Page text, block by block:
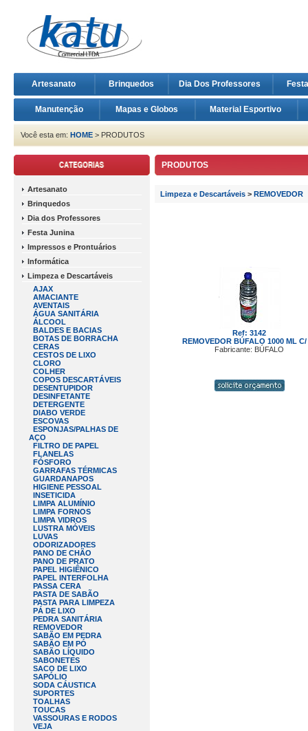
Artesanato Brinquedos Dia Dos Professores
Manutenção Mapas e Globos Material Esportivo
Você esta em: HOME > PRODUTOS
Artesanato
Brinquedos
Dia dos Professores
Festa Junina
Impressos e Prontuários
Informática
Limpeza e Descartáveis
AJAX
AMACIANTE
AVENTAIS
ÁGUA SANITÁRIA
ÁLCOOL
BALDES E BACIAS
BOTAS DE BORRACHA
CERAS
CESTOS DE LIXO
CLORO
COLHER
COPOS DESCARTÁVEIS
DESENTUPIDOR
DESINFETANTE
DETERGENTE
DIABO VERDE
ESCOVAS
ESPONJAS/PALHAS DE
AÇO
FILTRO DE PAPEL
FLANELAS
FÓSFORO
GARRAFAS TÉRMICAS
GUARDANAPOS
HIGIENE PESSOAL
INSETICIDA
LIMPA ALUMÍNIO
LIMPA FORNOS
LIMPA VIDROS
LUSTRA MÓVEIS
LUVAS
ODORIZADORES
PANO DE CHÃO
PANO DE PRATO
PAPEL HIGIÊNICO
PAPEL INTERFOLHA
PASSA CERA
PASTA DE SABÃO
PASTA PARA LIMPEZA
PÁ DE LIXO
PEDRA SANITÁRIA
REMOVEDOR
SABÃO EM PEDRA
SABÃO EM PÓ
SABÃO LÍQUIDO
SABONETES
SACO DE LIXO
SAPÓLIO
SODA CÁUSTICA
SUPORTES
TOALHAS
TOUCAS
VASSOURAS E RODOS
VEJA
PRODUTOS
Limpeza e Descartáveis > REMOVEDOR
Ref: 3142
REMOVEDOR BÚFALO 1000 ML C/
Fabricante: BÚFALO